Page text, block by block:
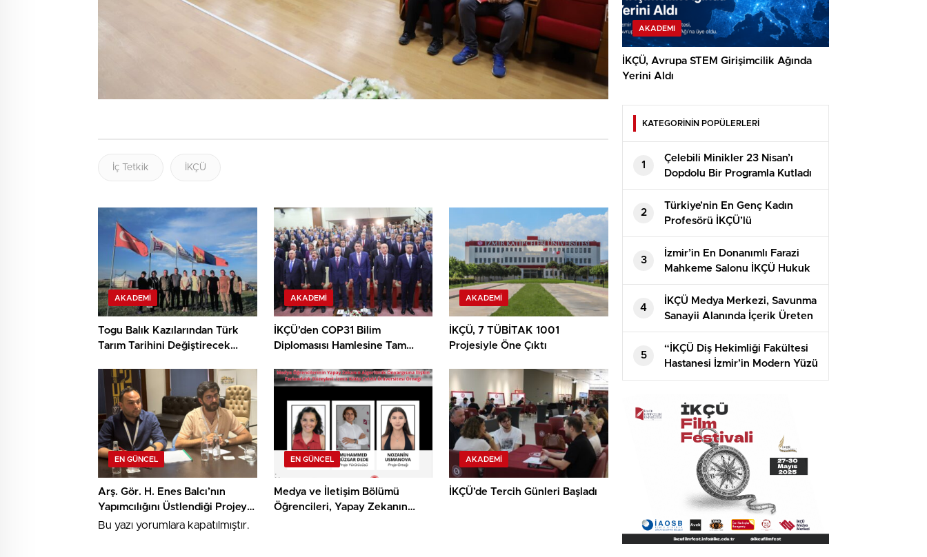
İç Tetkik İKÇÜ
AKADEMI
Togu Balık Kazılarından Türk
Tarım Tarihini Değiştirecek
AKADEMI
İKÇÜ’den COP31 Bilim
Diplomasısı Hamlesine Tam
AKADEMI
İKÇÜ, 7 TÜBİTAK 1001
Projesiyle Öne Çıktı
EN GÜNCEL
Arş. Gör. H. Enes Balcı’nın
Yapımcılığını Üstlendiği Projeye
TRT Kısa Film Yapım Ödülü
EN GÜNCEL
Medya ve İletişim Bölümü
Öğrencileri, Yapay Zekanın
AKADEMI
İKÇÜ’de Tercih Günleri Başladı
Bu yazı yorumlara kapatılmıştır.
AKADEMI
İKÇÜ, Avrupa STEM Girişimcilik Ağında
Yerini Aldı
KATEGORİNİN POPÜLERLERİ
1
Çelebili Minikler 23 Nisan’ı
Dopdolu Bir Programla Kutladı
2
Türkiye’nin En Genç Kadın
Profesörü İKÇÜ’lü
3
İzmir’in En Donanımlı Farazi
Mahkeme Salonu İKÇÜ Hukuk
Fakültesi’nde Açıldı
4
İKÇÜ Medya Merkezi, Savunma
Sanayii Alanında İçerik Üreten
Kaner Kurt’u Ağırladı
5
“İKÇÜ Diş Hekimliği Fakültesi
Hastanesi İzmir’in Modern Yüzü
Olacak”